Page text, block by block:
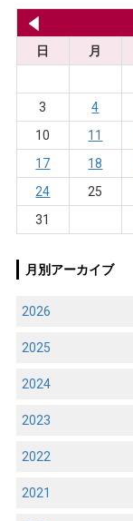
日
月
3
4
10
11
17
18
24
25
31
月別アーカイブ
2026
2025
2024
2023
2022
2021